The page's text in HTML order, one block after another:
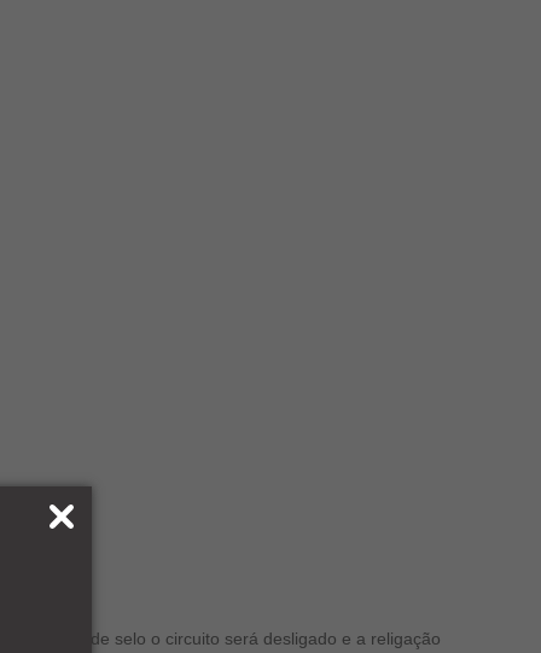
contato de selo o circuito será desligado e a religação